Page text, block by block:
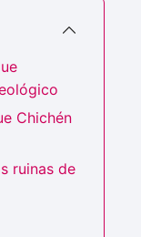
Chichén
ruinas de